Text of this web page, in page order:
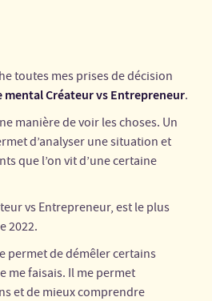
toutes mes prises de décision
mental Créateur vs Entrepreneur.
manière de voir les choses. Un
d’analyser une situation et
que l’on vit d’une certaine
vs Entrepreneur, est le plus
2022.
permet de démêler certains
me faisais. Il me permet
et de mieux comprendre